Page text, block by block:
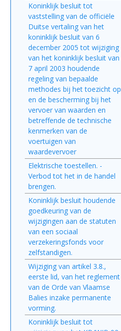
Koninklijk besluit tot
vaststelling van de officiële
Duitse vertaling van het
koninklijk besluit van 6
december 2005 tot wijziging
van het koninklijk besluit van
7 april 2003 houdende
regeling van bepaalde
methodes bij het toezicht op
en de bescherming bij het
vervoer van waarden en
betreffende de technische
kenmerken van de
voertuigen van
waardevervoer
Elektrische toestellen. -
Verbod tot het in de handel
brengen.
Koninklijk besluit houdende
goedkeuring van de
wijzigingen aan de statuten
van een sociaal
verzekeringsfonds voor
zelfstandigen.
Wijziging van artikel 3.8.,
eerste lid, van het reglement
van de Orde van Vlaamse
Balies inzake permanente
vorming.
Koninklijk besluit tot